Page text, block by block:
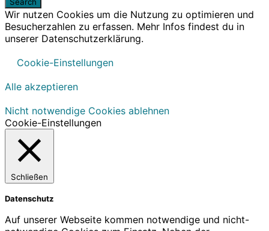
Wir nutzen Cookies um die Nutzung zu optimieren und
Besucherzahlen zu erfassen. Mehr Infos findest du in
unserer Datenschutzerklärung.
Cookie-Einstellungen
Alle akzeptieren
Nicht notwendige Cookies ablehnen
Cookie-Einstellungen
Schließen
Datenschutz
Auf unserer Webseite kommen notwendige und nicht-